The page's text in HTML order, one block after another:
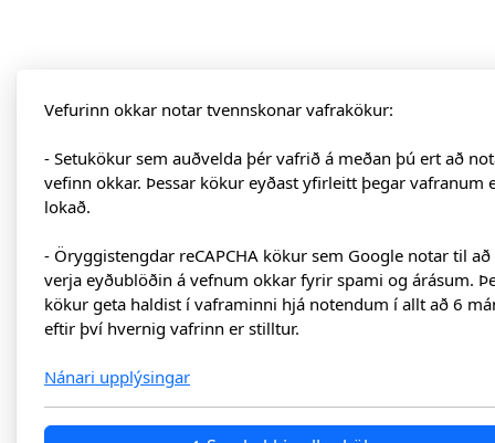
Vefurinn okkar notar tvennskonar vafrakökur:
- Setukökur sem auðvelda þér vafrið á meðan þú ert að
vefinn okkar. Þessar kökur eyðast yfirleitt þegar vafranum
lokað.
- Öryggistengdar reCAPCHA kökur sem Google notar til að
verja eyðublöðin á vefnum okkar fyrir spami og árásum.
kökur geta haldist í vaframinni hjá notendum í allt að 6
eftir því hvernig vafrinn er stilltur.
Nánari upplýsingar